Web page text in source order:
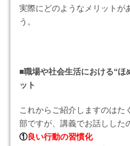
実際にどのようなメリットが
う。
■職場や社会生活における“ほ
ット
これからご紹介しますのはた
部ですが、講義でお話しした
①良い行動の習慣化